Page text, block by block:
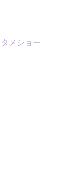
メショー